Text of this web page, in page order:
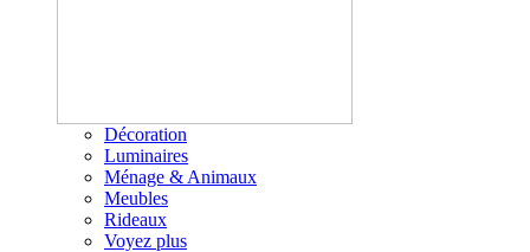
Décoration
Luminaires
Ménage & Animaux
Meubles
Rideaux
Voyez plus